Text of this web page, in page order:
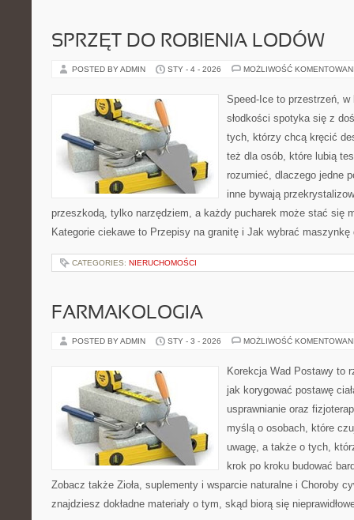
SPRZĘT DO ROBIENIA LODÓW
POSTED BY ADMIN STY - 4 - 2026 MOŻLIWOŚĆ
Speed-Ice to przestrzeń,
słodkości spotyka się z
tych, którzy chcą kręcić
też dla osób, które lubią
rozumieć, dlaczego jedne
inne bywają
przeszkodą, tylko narzędziem, a każdy pucharek może stać się
Kategorie ciekawe to Przepisy na granitę i Jak wybrać
CATEGORIES: NIERUCHOMOŚCI
FARMAKOLOGIA
POSTED BY ADMIN STY - 3 - 2026 MOŻLIWOŚĆ
Korekcja Wad Postawy to
jak korygować postawę
usprawnianie oraz
myślą o osobach, które
uwagę, a także o tych,
krok po kroku budować
Zobacz także Zioła, suplementy i wsparcie naturalne i Choroby
znajdziesz dokładne materiały o tym, skąd biorą się